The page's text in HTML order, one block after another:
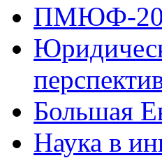
ПМЮФ-
Большая
Наука в